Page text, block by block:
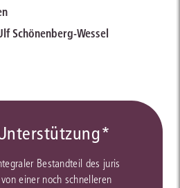
Schönenberg-Wessel
Bestandteil des juris
einer noch schnelleren